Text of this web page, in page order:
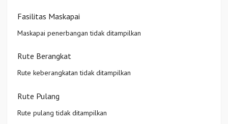
Fasilitas Maskapai
Maskapai penerbangan tidak ditampilkan
Rute Berangkat
Rute keberangkatan tidak ditampilkan
Rute Pulang
Rute pulang tidak ditampilkan